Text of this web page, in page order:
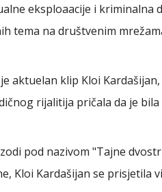
eksploaacije i kriminalna
tema na društvenim
je aktuelan klip Kloi
rijalitija pričala da je
pod nazivom "Tajne
Kloi Kardašijan se prisjetila